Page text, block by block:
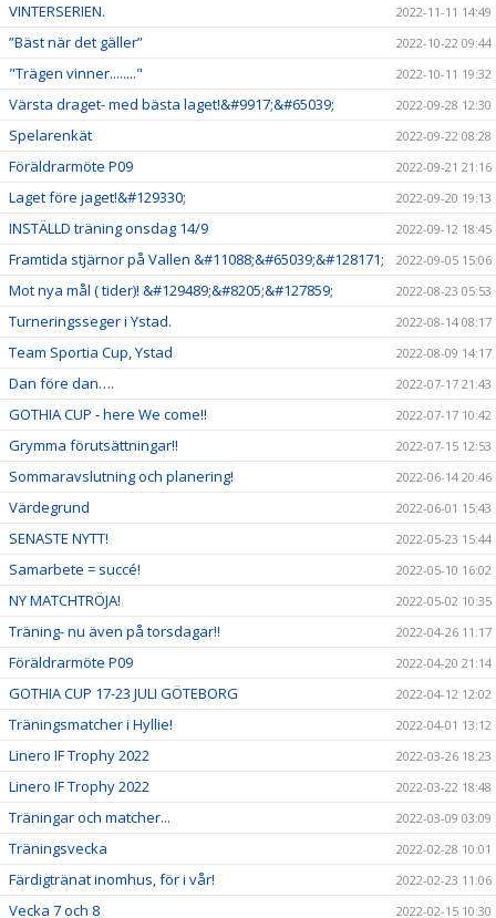
VINTERSERIEN. 2022-11-11 14:49
”Bäst när det gäller” 2022-10-22 09:44
"Trägen vinner........" 2022-10-11 19:32
Värsta draget- med bästa laget!&#9917;&#65039; 2022-09-28 12:30
Spelarenkät 2022-09-22 08:28
Föräldrarmöte P09 2022-09-21 21:16
Laget före jaget!&#129330; 2022-09-20 19:13
INSTÄLLD träning onsdag 14/9 2022-09-12 18:45
Framtida stjärnor på Vallen &#11088;&#65039;&#128171; 2022-09-05 15:06
Mot nya mål ( tider)! &#129489;&#8205;&#127859; 2022-08-23 05:53
Turneringsseger i Ystad. 2022-08-14 08:17
Team Sportia Cup, Ystad 2022-08-09 14:17
Dan före dan…. 2022-07-17 21:43
GOTHIA CUP - here We come!! 2022-07-17 10:42
Grymma förutsättningar!! 2022-07-15 12:53
Sommaravslutning och planering! 2022-06-14 20:46
Värdegrund 2022-06-01 15:43
SENASTE NYTT! 2022-05-23 15:44
Samarbete = succé! 2022-05-10 16:02
NY MATCHTRÖJA! 2022-05-02 10:35
Träning- nu även på torsdagar!! 2022-04-26 11:17
Föräldrarmöte P09 2022-04-20 21:14
GOTHIA CUP 17-23 JULI GÖTEBORG 2022-04-12 12:02
Träningsmatcher i Hyllie! 2022-04-01 13:12
Linero IF Trophy 2022 2022-03-26 18:23
Linero IF Trophy 2022 2022-03-22 18:48
Träningar och matcher... 2022-03-09 03:09
Träningsvecka 2022-02-28 10:01
Färdigtränat inomhus, för i vår! 2022-02-23 11:06
Vecka 7 och 8 2022-02-15 10:30